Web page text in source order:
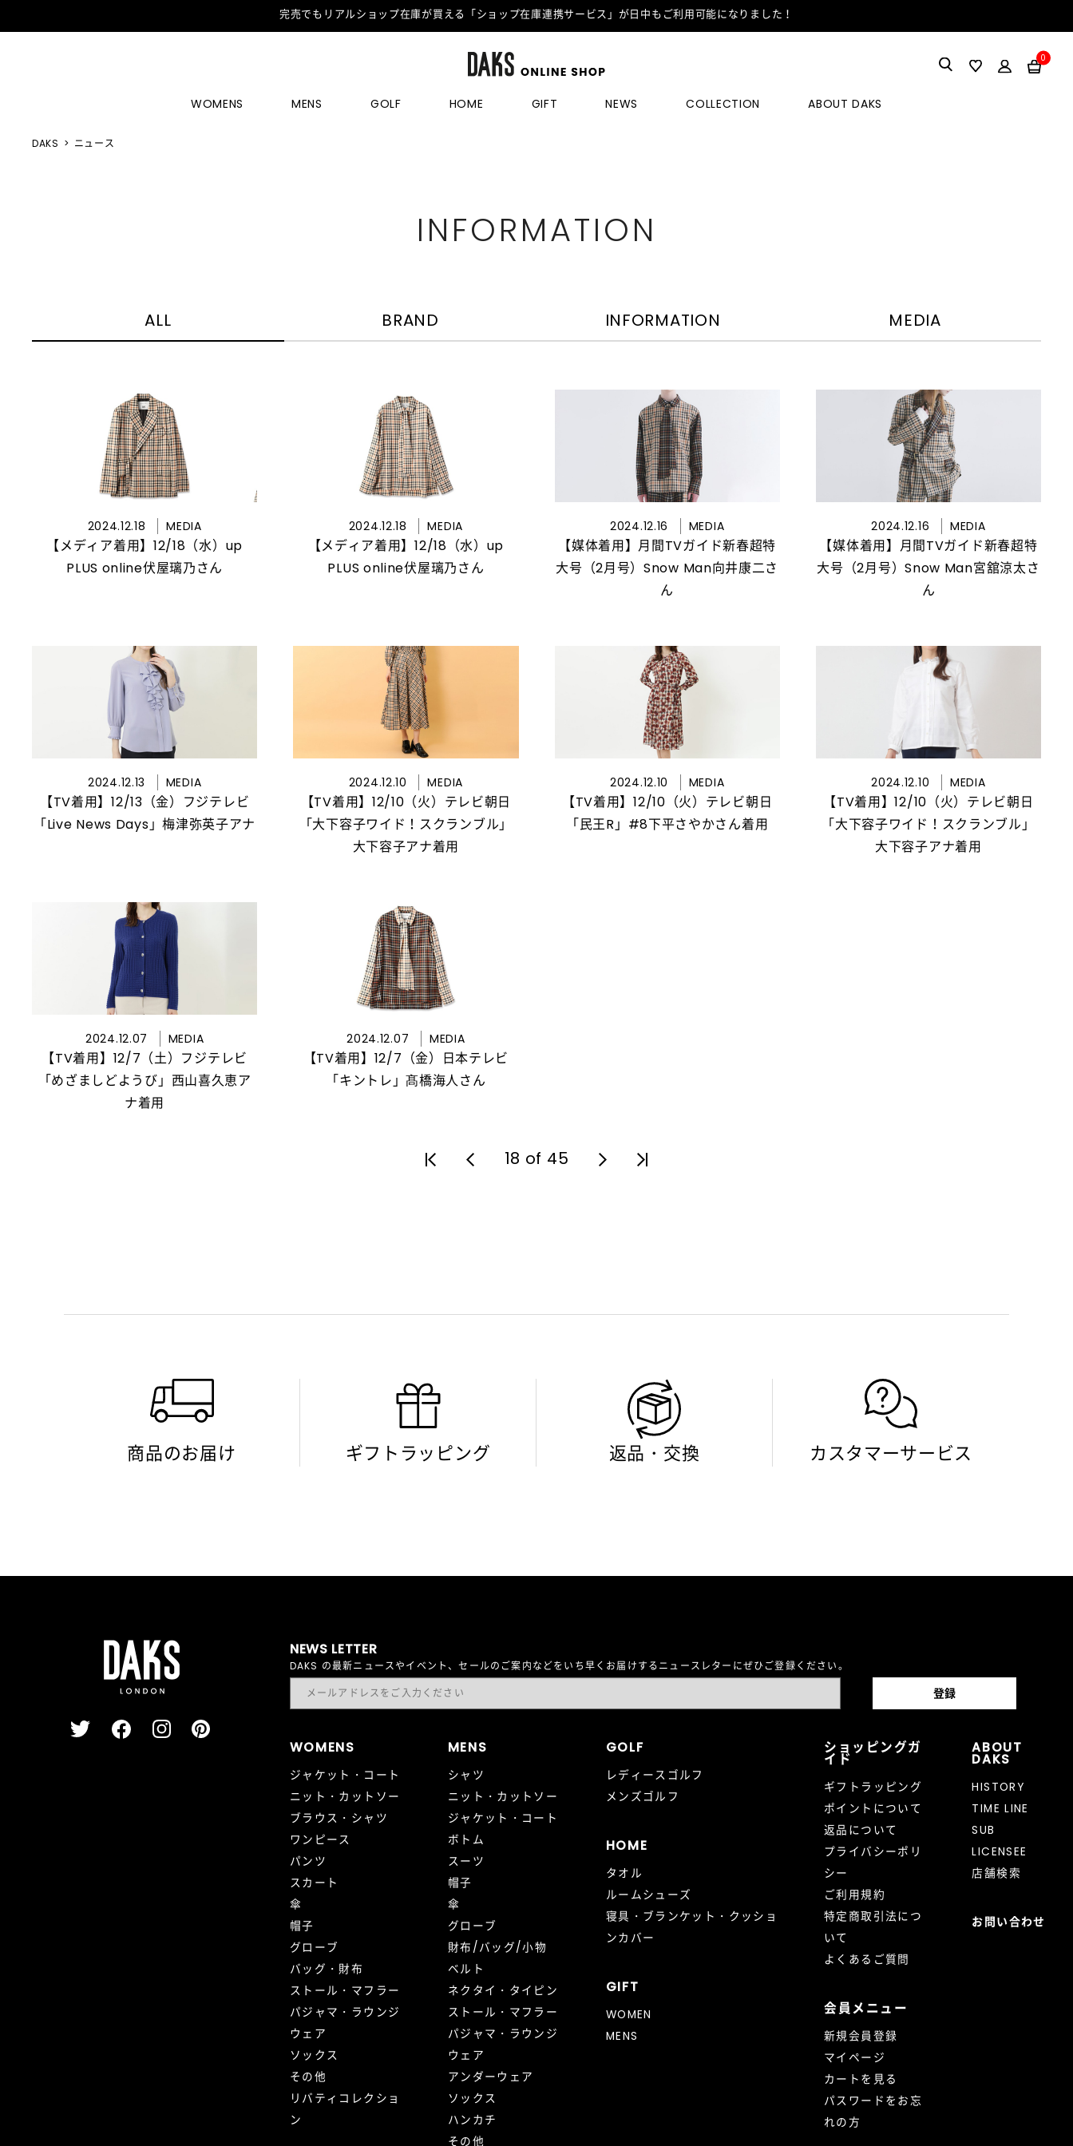
完売でもリアルショップ在庫が買える「ショップ在庫連携サービス」が日中もご利用可能になりました！
0
WOMENS MENS GOLF HOME GIFT NEWS COLLECTION ABOUT DAKS
DAKS ニュース
INFORMATION
ALL BRAND INFORMATION MEDIA
2024.12.18 MEDIA
【メディア着用】12/18（水）up
PLUS online伏屋璃乃さん
2024.12.18 MEDIA
【メディア着用】12/18（水）up
PLUS online伏屋璃乃さん
2024.12.16 MEDIA
【媒体着用】月間TVガイド新春超特
大号（2月号）Snow Man向井康二さ
ん
2024.12.16 MEDIA
【媒体着用】月間TVガイド新春超特
大号（2月号）Snow Man宮舘涼太さ
ん
2024.12.13 MEDIA
【TV着用】12/13（金）フジテレビ
「Live News Days」梅津弥英子アナ
2024.12.10 MEDIA
【TV着用】12/10（火）テレビ朝日
「大下容子ワイド！スクランブル」
大下容子アナ着用
2024.12.10 MEDIA
【TV着用】12/10（火）テレビ朝日
「民王R」#8下平さやかさん着用
2024.12.10 MEDIA
【TV着用】12/10（火）テレビ朝日
「大下容子ワイド！スクランブル」
大下容子アナ着用
2024.12.07 MEDIA
【TV着用】12/7（土）フジテレビ
「めざましどようび」西山喜久恵ア
ナ着用
2024.12.07 MEDIA
【TV着用】12/7（金）日本テレビ
「キントレ」髙橋海人さん
18 of 45
商品のお届け ギフトラッピング 返品・交換 カスタマーサービス
NEWS LETTER
DAKS の最新ニュースやイベント、セールのご案内などをいち早くお届けするニュースレターにぜひご登録ください。
WOMENS
ジャケット・コート
ニット・カットソー
ブラウス・シャツ
ワンピース
パンツ
スカート
傘
帽子
グローブ
バッグ・財布
ストール・マフラー
パジャマ・ラウンジ
ウェア
ソックス
その他
リバティコレクショ
ン
MENS
シャツ
ニット・カットソー
ジャケット・コート
ボトム
スーツ
帽子
傘
グローブ
財布/バッグ/小物
ベルト
ネクタイ・タイピン
ストール・マフラー
パジャマ・ラウンジ
ウェア
アンダーウェア
ソックス
ハンカチ
その他
GOLF
レディースゴルフ
メンズゴルフ
HOME
タオル
ルームシューズ
寝具・ブランケット・クッショ
ンカバー
GIFT
WOMEN
MENS
ショッピングガ
イド
ギフトラッピング
ポイントについて
返品について
プライバシーポリ
シー
ご利用規約
特定商取引法につ
いて
よくあるご質問
会員メニュー
新規会員登録
マイページ
カートを見る
パスワードをお忘
れの方
ABOUT
DAKS
HISTORY
TIME LINE
SUB
LICENSEE
店舗検索
お問い合わせ